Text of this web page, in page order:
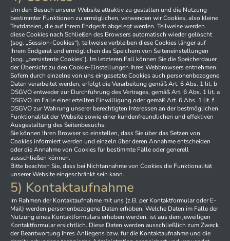
Um den Besuch unserer Website attraktiv zu gestalten und die Nutzung
bestimmter Funktionen zu ermöglichen, verwenden wir Cookies, also kleine
Textdateien, die auf Ihrem Endgerät abgelegt werden. Teilweise werden
diese Cookies nach Schließen des Browsers automatisch wieder gelöscht
(sog. „Session-Cookies“), teilweise verbleiben diese Cookies länger auf
Ihrem Endgerät und ermöglichen das Speichern von Seiteneinstellungen
(sog. „persistente Cookies“). Im letzteren Fall können Sie die Speicherdauer
der Übersicht zu den Cookie-Einstellungen Ihres Webbrowsers entnehmen.
Sofern durch einzelne von uns eingesetzte Cookies auch personenbezogene
Daten verarbeitet werden, erfolgt die Verarbeitung gemäß Art. 6 Abs. 1 lit. b
DSGVO entweder zur Durchführung des Vertrages, gemäß Art. 6 Abs. 1 lit. a
DSGVO im Falle einer erteilten Einwilligung oder gemäß Art. 6 Abs. 1 lit. f
DSGVO zur Wahrung unserer berechtigten Interessen an der bestmöglichen
Funktionalität der Website sowie einer kundenfreundlichen und effektiven
Ausgestaltung des Seitenbesuchs.
Sie können Ihren Browser so einstellen, dass Sie über das Setzen von
Cookies informiert werden und einzeln über deren Annahme entscheiden
oder die Annahme von Cookies für bestimmte Fälle oder generell
ausschließen können.
Bitte beachten Sie, dass bei Nichtannahme von Cookies die Funktionalität
unserer Website eingeschränkt sein kann.
5) Kontaktaufnahme
Im Rahmen der Kontaktaufnahme mit uns (z.B. per Kontaktformular oder E-
Mail) werden personenbezogene Daten erhoben. Welche Daten im Falle der
Nutzung eines Kontaktformulars erhoben werden, ist aus dem jeweiligen
Kontaktformular ersichtlich. Diese Daten werden ausschließlich zum Zweck
der Beantwortung Ihres Anliegens bzw. für die Kontaktaufnahme und die